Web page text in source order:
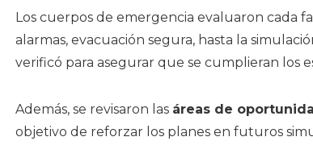
Los cuerpos de emergencia evaluaron cada
alarmas, evacuación segura, hasta la
verificó para asegurar que se cumplieran los
Además, se revisaron las áreas de
objetivo de reforzar los planes en futuros